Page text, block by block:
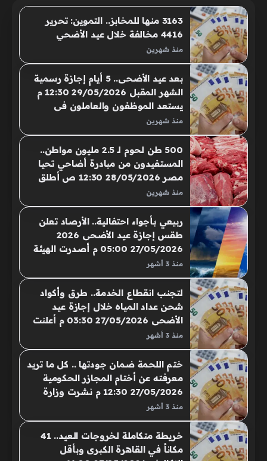
3163 منها للمخابز.. التموين: تحرير
4416 مخالفة خلال عيد الأضحي
منذ شهرين
بعد عيد الأضحى.. 5 أيام إجازة رسمية
الشهر المقبل 29/05/2026 12:30 م
يستعد الموظفون والعاملون فى
مختلف القطاعات للعودة إلى أعمالهم
عقب انتهاء إجازة عيد الأضحى المبارك،
والتى تستمر حتى يوم الأحد المقبل،
وفقًا للجدول الرسمى
منذ شهرين
500 طن لحوم لـ 2.5 مليون مواطن..
المستفيدون من مبادرة أضاحي تحيا
مصر 28/05/2026 12:30 ص أطلق
صندوق تحيا مصر مبادرة "أضاحي"
للعام الثالث على التوالي…
منذ شهرين
ربيعي بأجواء احتفالية.. الأرصاد تعلن
طقس إجازة عيد الأضحى 2026
27/05/2026 05:00 م أصدرت الهيئة
العامة للأرصاد الجوية بيانًا تفصيليًا
حول حالة الطقس المتوقعة خلال
فترة إجازة عيد الأضحى المبارك..
منذ 3 أشهر
لتجنب انقطاع الخدمة.. طرق وأكواد
شحن عداد المياه خلال إجازة عيد
الأضحى 27/05/2026 03:30 م أعلنت
الشركة القابضة لمياه الشرب والصرف
الصحي عن استمرار عمل مراكز شحن
العدادات..
منذ 3 أشهر
ختم اللحمة ضمان جودتها .. كل ما تريد
معرفته عن أختام المجازر الحكومية
27/05/2026 12:30 م نشرت وزارة
الصحة والسكان التوعية بأهمية الأختام
الرسمية للمجازر..
منذ 3 أشهر
خريطة متكاملة لخروجات العيد.. 41
مكاناً في القاهرة الكبرى وبأقل